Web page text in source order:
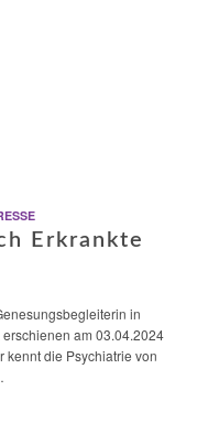
Erkrankte
in
am 03.04.2024
kennt die Psychiatrie von